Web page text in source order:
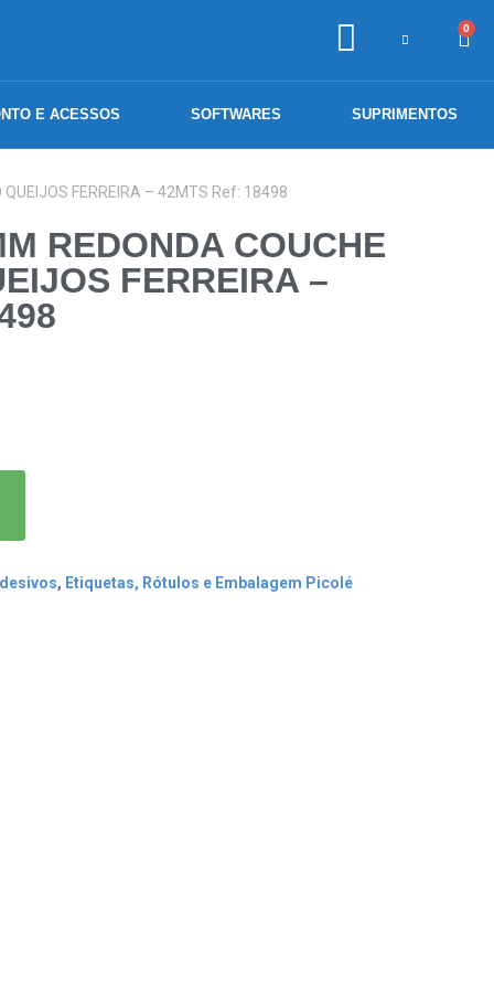
0
E ACESSOS SOFTWARES SUPRIMENTOS
QUEIJOS FERREIRA – 42MTS Ref: 18498
REDONDA COUCHE
FERREIRA –
, Etiquetas, Rótulos e Embalagem Picolé